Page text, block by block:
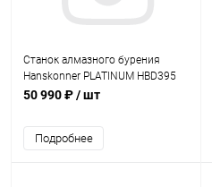
Станок алмазного бурения
Hanskonner PLATINUM HBD395
(3950вт. 260мм. 600об/мин.,
50 990 ₽/ шт
Подробнее